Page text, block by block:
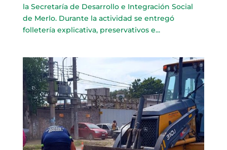
la Secretaría de Desarrollo e Integración Social
de Merlo. Durante la actividad se entregó
folletería explicativa, preservativos e...